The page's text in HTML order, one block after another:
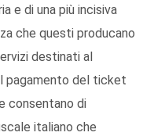
e di una più incisiva
che questi producano
destinati al
pagamento del ticket
consentano di
italiano che